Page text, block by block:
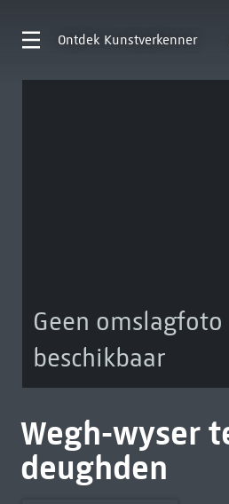
Ontdek Kunstverkenner
Geen omslagfoto
beschikbaar
Wegh-wyser
deughden